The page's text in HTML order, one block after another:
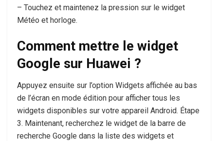
– Touchez et maintenez la pression sur le widget
Météo et horloge.
Comment mettre le widget
Google sur Huawei ?
Appuyez ensuite sur l’option Widgets affichée au bas
de l’écran en mode édition pour afficher tous les
widgets disponibles sur votre appareil Android. Étape
3. Maintenant, recherchez le widget de la barre de
recherche Google dans la liste des widgets et